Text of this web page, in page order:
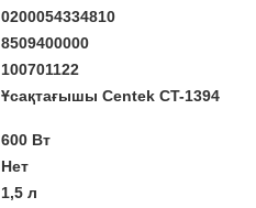
0200054334810
8509400000
100701122
Ұсақтағышы Centek CT-1394
600 Вт
Нет
1,5 л